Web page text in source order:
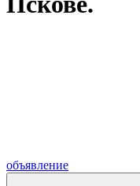
объявление